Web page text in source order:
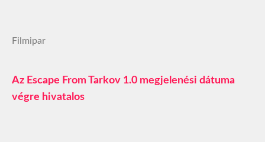
Filmipar
Az Escape From Tarkov 1.0 megjelenési dátuma
végre hivatalos